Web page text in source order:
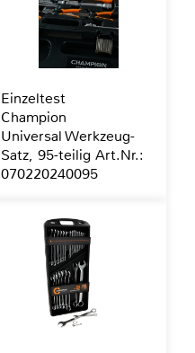
Einzeltest
Champion
Universal Werkzeug-
Satz, 95-teilig Art.Nr.:
070220240095